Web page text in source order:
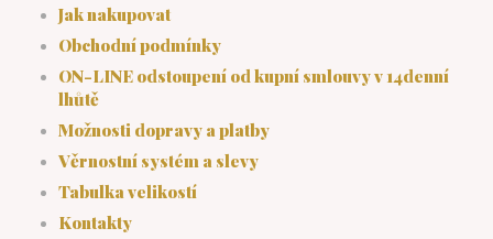
Jak nakupovat
Obchodní podmínky
ON-LINE odstoupení od kupní smlouvy v 14denní
lhůtě
Možnosti dopravy a platby
Věrnostní systém a slevy
Tabulka velikostí
Kontakty